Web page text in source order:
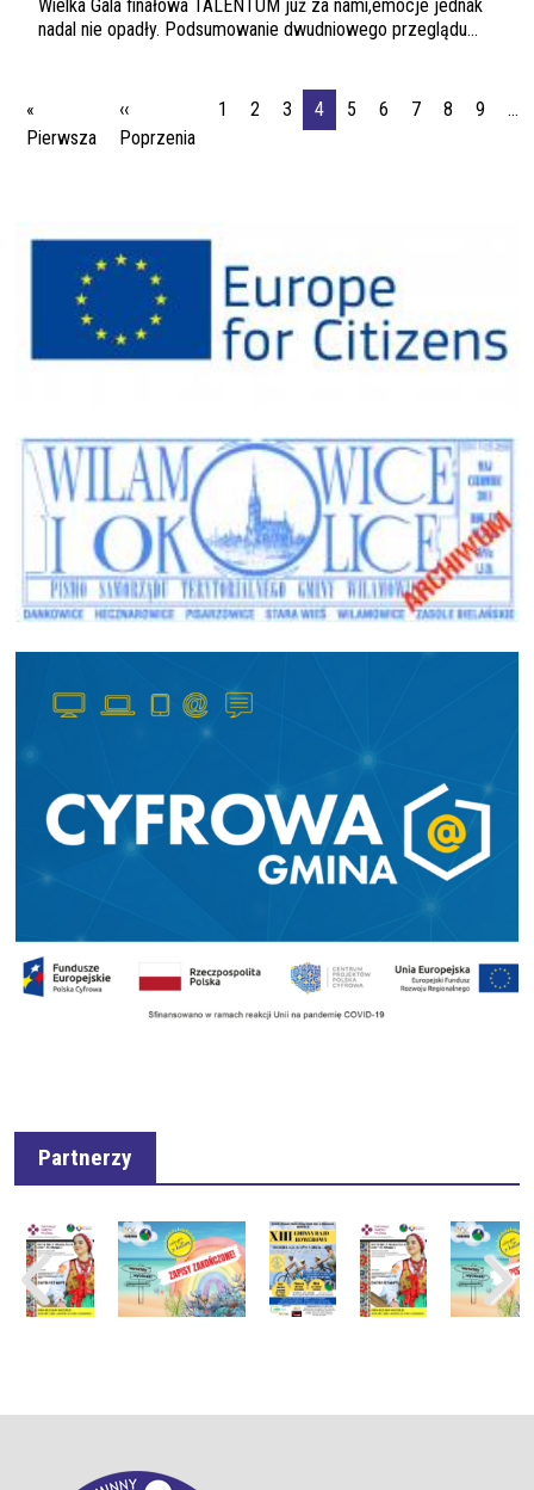
Wielka Gala finałowa TALENTUM już za nami,emocje jednak
nadal nie opadły. Podsumowanie dwudniowego przeglądu...
Stronicowanie
«
PierwszaPierwsza strona
‹‹
PoprzeniaPoprzednia strona
1 2 3 4 5 6 7 8 9 …
Partnerzy